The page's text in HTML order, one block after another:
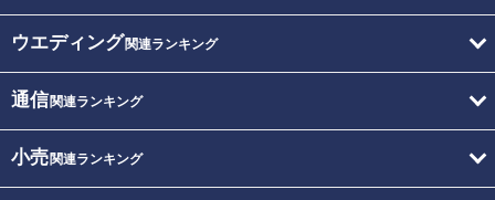
ウエディング関連ランキング
通信関連ランキング
小売関連ランキング